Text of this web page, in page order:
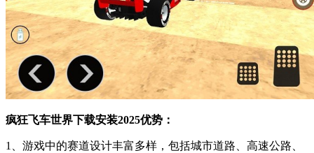
疯狂飞车世界下载安装2025优势：
1、游戏中的赛道设计丰富多样，包括城市道路、高速公路、